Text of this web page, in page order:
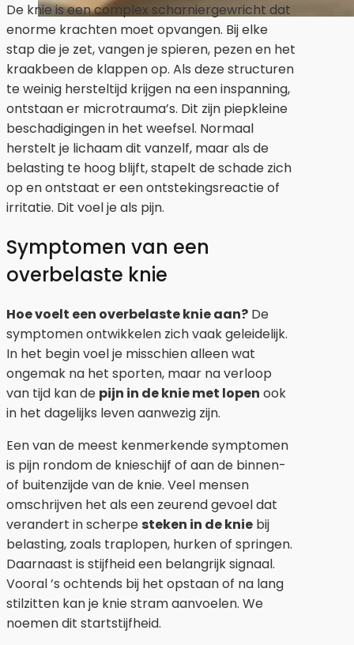
De knie is een complex scharniergewricht dat
enorme krachten moet opvangen. Bij elke
stap die je zet, vangen je spieren, pezen en het
kraakbeen de klappen op. Als deze structuren
te weinig hersteltijd krijgen na een inspanning,
ontstaan er microtrauma’s. Dit zijn piepkleine
beschadigingen in het weefsel. Normaal
herstelt je lichaam dit vanzelf, maar als de
belasting te hoog blijft, stapelt de schade zich
op en ontstaat er een ontstekingsreactie of
irritatie. Dit voel je als pijn.
Symptomen van een
overbelaste knie
Hoe voelt een overbelaste knie aan? De
symptomen ontwikkelen zich vaak geleidelijk.
In het begin voel je misschien alleen wat
ongemak na het sporten, maar na verloop
van tijd kan de pijn in de knie met lopen ook
in het dagelijks leven aanwezig zijn.
Een van de meest kenmerkende symptomen
is pijn rondom de knieschijf of aan de binnen-
of buitenzijde van de knie. Veel mensen
omschrijven het als een zeurend gevoel dat
verandert in scherpe steken in de knie bij
belasting, zoals traplopen, hurken of springen.
Daarnaast is stijfheid een belangrijk signaal.
Vooral ’s ochtends bij het opstaan of na lang
stilzitten kan je knie stram aanvoelen. We
noemen dit startstijfheid.